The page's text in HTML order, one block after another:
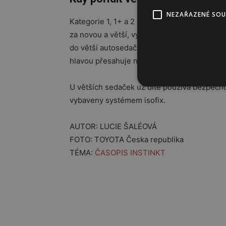
Kategorie 1, 1+ a 2 už se instalují ve směru
za novou a větší, vyberte takovou, která
do větší autosedačky neměli přesazovat
hlavou přesahuje nejvyšší možnou výšku
U větších sedaček už dítě používá
vybaveny systémem isofix.
AUTOR: LUCIE ŠALÉOVÁ
FOTO: TOYOTA Česka republika
TÉMA: ČASOPIS INSTINKT
NEZAŘAZENÉ